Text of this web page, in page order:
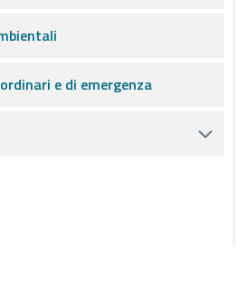
e di emergenza